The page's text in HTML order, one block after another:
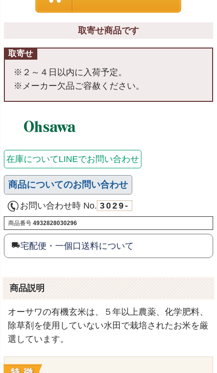
取寄せ商品です
取寄せ
※２～４日以内に入荷予定。
※メーカー欠品ご容赦ください。
在庫についてLINEでお問い合わせ
商品についてのお問い合わせ
お問い合わせ時 No. 3029-
商品番号 4932828030296
宅配便・一個口送料について
商品説明
オーサワの有機玄米は、５年以上農薬、化学肥料、
除草剤を使用していない水田で栽培されたお米を厳
選しています。